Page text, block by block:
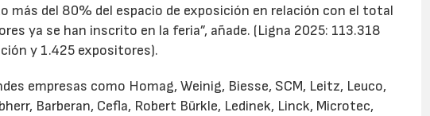
más del 80% del espacio de exposición en relación con el total
ya se han inscrito en la feria”, añade. (Ligna 2025: 113.318
y 1.425 expositores).
empresas como Homag, Weinig, Biesse, SCM, Leitz, Leuco,
Barberan, Cefla, Robert Bürkle, Ledinek, Linck, Microtec,